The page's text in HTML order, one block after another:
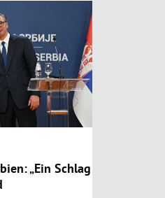
„Ein Schlag